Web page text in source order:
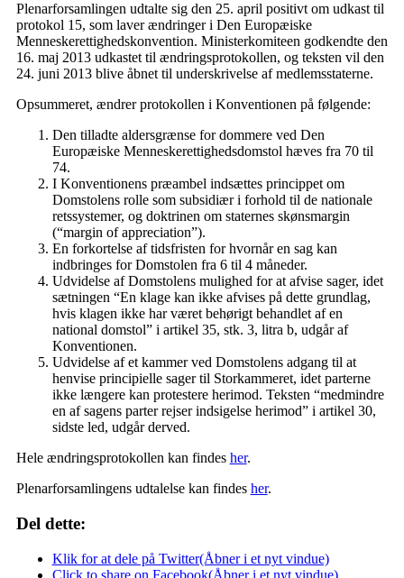
Plenarforsamlingen udtalte sig den 25. april positivt om udkast til
protokol 15, som laver ændringer i Den Europæiske
Menneskerettighedskonvention. Ministerkomiteen godkendte den
16. maj 2013 udkastet til ændringsprotokollen, og teksten vil den
24. juni 2013 blive åbnet til underskrivelse af medlemsstaterne.
Opsummeret, ændrer protokollen i Konventionen på følgende:
Den tilladte aldersgrænse for dommere ved Den
Europæiske Menneskerettighedsdomstol hæves fra 70 til
74.
I Konventionens præambel indsættes princippet om
Domstolens rolle som subsidiær i forhold til de nationale
retssystemer, og doktrinen om staternes skønsmargin
(“margin of appreciation”).
En forkortelse af tidsfristen for hvornår en sag kan
indbringes for Domstolen fra 6 til 4 måneder.
Udvidelse af Domstolens mulighed for at afvise sager, idet
sætningen “En klage kan ikke afvises på dette grundlag,
hvis klagen ikke har været behørigt behandlet af en
national domstol” i artikel 35, stk. 3, litra b, udgår af
Konventionen.
Udvidelse af et kammer ved Domstolens adgang til at
henvise principielle sager til Storkammeret, idet parterne
ikke længere kan protestere herimod. Teksten “medmindre
en af sagens parter rejser indsigelse herimod” i artikel 30,
sidste led, udgår derved.
Hele ændringsprotokollen kan findes her.
Plenarforsamlingens udtalelse kan findes her.
Del dette:
Klik for at dele på Twitter(Åbner i et nyt vindue)
Click to share on Facebook(Åbner i et nyt vindue)